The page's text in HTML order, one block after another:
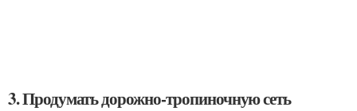
3. Продумать дорожно-тропиночную сеть